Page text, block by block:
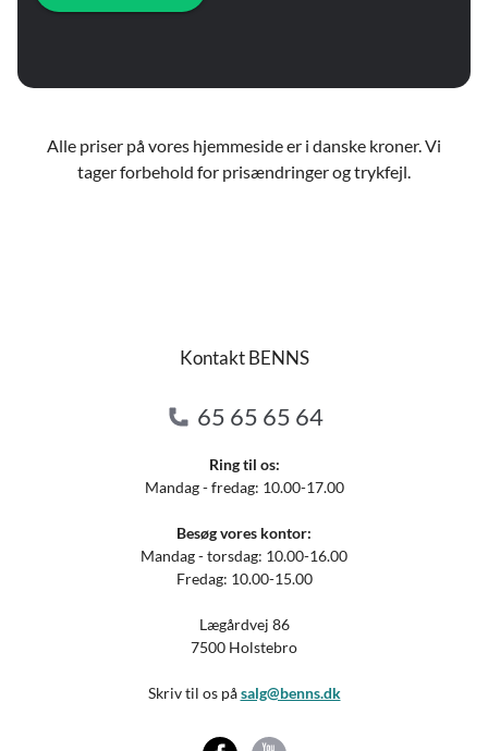
Alle priser på vores hjemmeside er i danske kroner. Vi
tager forbehold for prisændringer og trykfejl.
Kontakt BENNS
65 65 65 64
Ring til os:
Mandag - fredag: 10.00-17.00
Besøg vores kontor:
Mandag - torsdag: 10.00-16.00
Fredag: 10.00-15.00
Lægårdvej 86
7500 Holstebro
Skriv til os påsalg@benns.dk